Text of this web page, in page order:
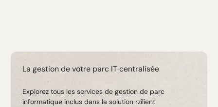
La gestion de votre parc IT centralisée
Explorez tous les services de gestion de parc
informatique inclus dans la solution rzilient